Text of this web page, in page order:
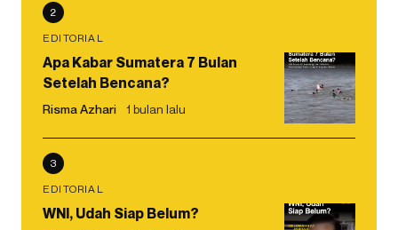
2
EDITORIAL
Apa Kabar Sumatera 7 Bulan
Setelah Bencana?
Risma Azhari 1 bulan lalu
3
EDITORIAL
WNI, Udah Siap Belum?